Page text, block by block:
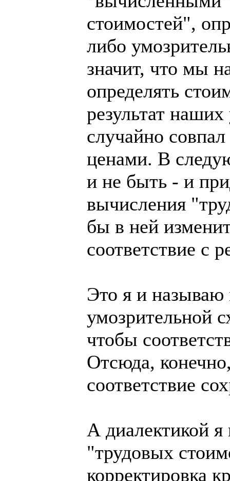
стоимостей",
либо
значит, что мы
определять
результат
случайно
ценами. В
и не быть - и
вычисления
бы в ней
соответствие с
Это я и называю
умозрительной
чтобы
Отсюда,
соответствие
А диалектикой я
"трудовых
корректировка